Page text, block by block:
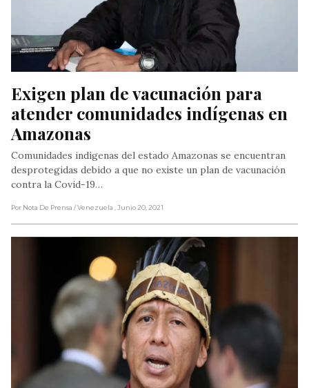
Exigen plan de vacunación para
atender comunidades indígenas en
Amazonas
Comunidades indígenas del estado Amazonas se encuentran
desprotegidas debido a que no existe un plan de vacunación
contra la Covid-19…
Por Nota De Prensa / Venezuela , Junio 20, 2021